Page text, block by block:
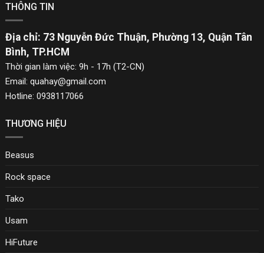
THÔNG TIN
Địa chỉ: 73 Nguyễn Đức Thuận, Phường 13, Quận Tân
Bình, TP.HCM
Thời gian làm việc: 9h - 17h (T2-CN)
Email: quahay@gmail.com
Hotline: 0938117066
THƯƠNG HIỆU
Beasus
Rock space
Tako
Usam
HiFuture